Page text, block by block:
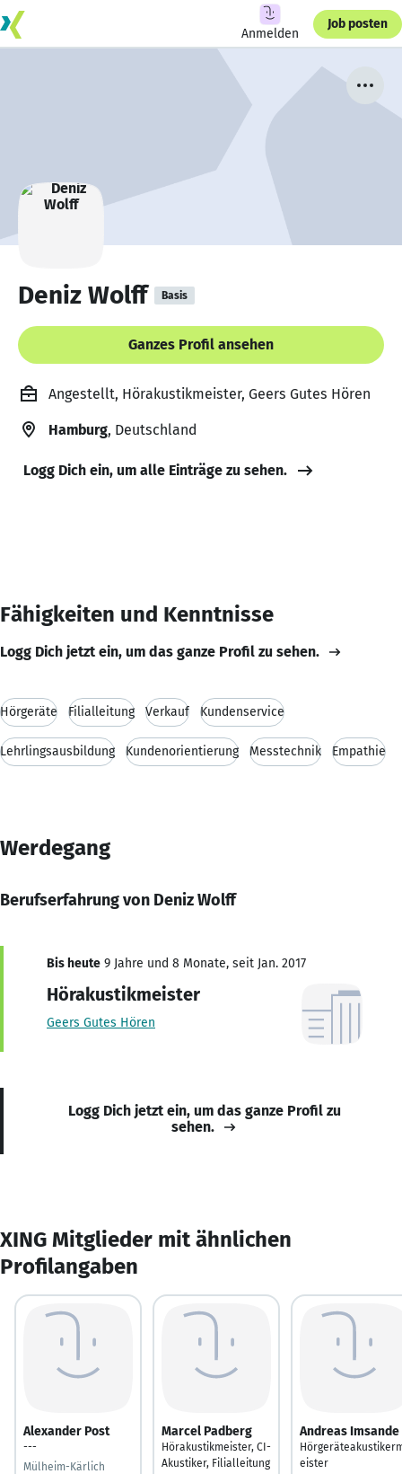
Anmelden
Job posten
Deniz Wolff Basis
Ganzes Profil ansehen
Angestellt, Hörakustikmeister, Geers Gutes Hören
Hamburg, Deutschland
Logg Dich ein, um alle Einträge zu sehen.
Fähigkeiten und Kenntnisse
Logg Dich jetzt ein, um das ganze Profil zu sehen.
Hörgeräte Filialleitung Verkauf Kundenservice
Lehrlingsausbildung Kundenorientierung Messtechnik Empathie
Werdegang
Berufserfahrung von Deniz Wolff
Bis heute 9 Jahre und 8 Monate, seit Jan. 2017
Hörakustikmeister
Geers Gutes Hören
Logg Dich jetzt ein, um das ganze Profil zu
sehen.
XING Mitglieder mit ähnlichen
Profilangaben
Alexander Post
---
Mülheim-Kärlich
Marcel Padberg
Hörakustikmeister, CI-
Akustiker, Filialleitung
Andreas Imsande
eister